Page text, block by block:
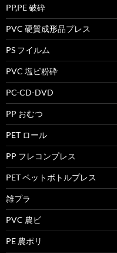
PP,PE 破砕
PVC 硬質成形品プレス
PS フイルム
PVC 塩ビ粉砕
PC-CD-DVD
PP おむつ
PET ロール
PP フレコンプレス
PET ペットボトルプレス
雑プラ
PVC 農ビ
PE 農ポリ